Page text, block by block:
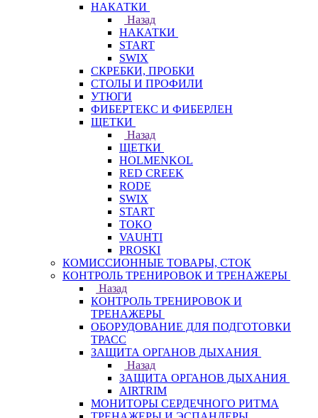
НАКАТКИ
Назад
НАКАТКИ
START
SWIX
СКРЕБКИ, ПРОБКИ
СТОЛЫ И ПРОФИЛИ
УТЮГИ
ФИБЕРТЕКС И ФИБЕРЛЕН
ЩЕТКИ
Назад
ЩЕТКИ
HOLMENKOL
RED CREEK
RODE
SWIX
START
TOKO
VAUHTI
PROSKI
КОМИССИОННЫЕ ТОВАРЫ, СТОК
КОНТРОЛЬ ТРЕНИРОВОК И ТРЕНАЖЕРЫ
Назад
КОНТРОЛЬ ТРЕНИРОВОК И
ТРЕНАЖЕРЫ
ОБОРУДОВАНИЕ ДЛЯ ПОДГОТОВКИ
ТРАСС
ЗАЩИТА ОРГАНОВ ДЫХАНИЯ
Назад
ЗАЩИТА ОРГАНОВ ДЫХАНИЯ
AIRTRIM
МОНИТОРЫ СЕРДЕЧНОГО РИТМА